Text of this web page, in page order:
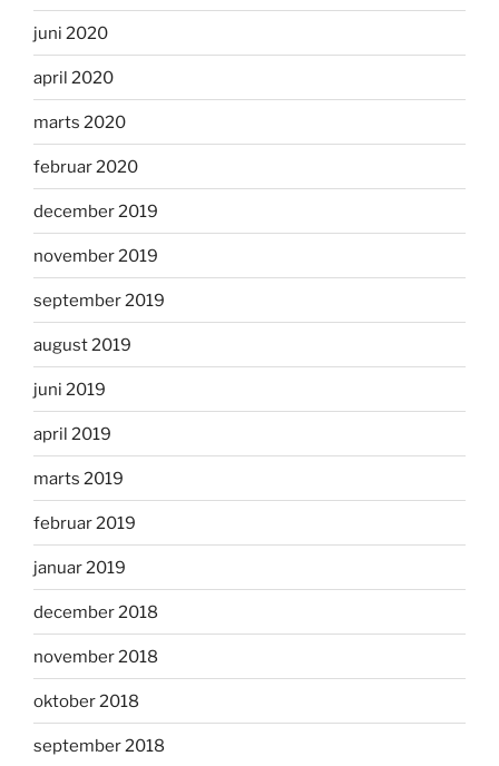
juni 2020
april 2020
marts 2020
februar 2020
december 2019
november 2019
september 2019
august 2019
juni 2019
april 2019
marts 2019
februar 2019
januar 2019
december 2018
november 2018
oktober 2018
september 2018